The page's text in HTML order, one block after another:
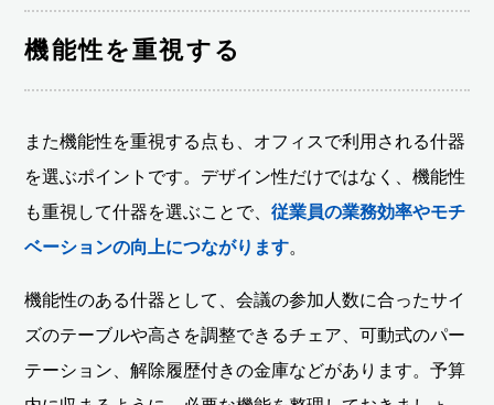
機能性を重視する
また機能性を重視する点も、オフィスで利用される什器
を選ぶポイントです。デザイン性だけではなく、機能性
も重視して什器を選ぶことで、従業員の業務効率やモチ
ベーションの向上につながります。
機能性のある什器として、会議の参加人数に合ったサイ
ズのテーブルや高さを調整できるチェア、可動式のパー
テーション、解除履歴付きの金庫などがあります。予算